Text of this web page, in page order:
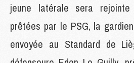
jeune latérale sera
prêtées par le PSG, la
envoyée au Standard de